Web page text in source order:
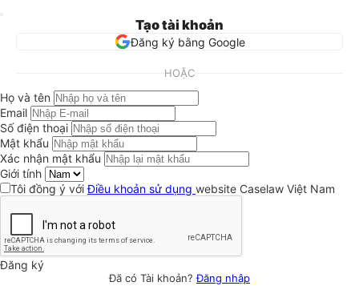
Tạo tài khoản
Đăng ký bằng Google
HOẶC
Họ và tên
Email
Số điện thoại
Mật khẩu
Xác nhận mật khẩu
Giới tính
Tôi đồng ý vớiĐiều khoản sử dụng website Caselaw Việt Nam
Đăng ký
Đã có Tài khoản?Đăng nhập